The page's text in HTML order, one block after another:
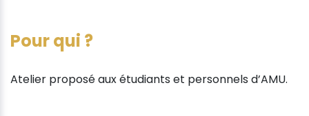
Pour qui ?
Atelier proposé aux étudiants et personnels d’AMU.